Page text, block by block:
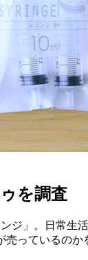
を調査
」。日常生
っているのか